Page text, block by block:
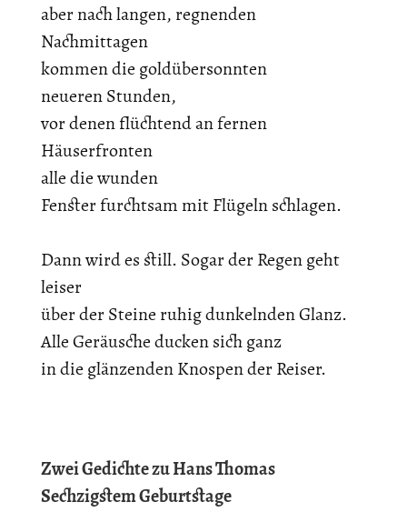
aber nach langen, regnenden
Nachmittagen
kommen die goldübersonnten
neueren Stunden,
vor denen flüchtend an fernen
Häuserfronten
alle die wunden
Fenster furchtsam mit Flügeln schlagen.
Dann wird es still. Sogar der Regen geht
leiser
über der Steine ruhig dunkelnden Glanz.
Alle Geräusche ducken sich ganz
in die glänzenden Knospen der Reiser.
Zwei Gedichte zu Hans Thomas
Sechzigstem Geburtstage